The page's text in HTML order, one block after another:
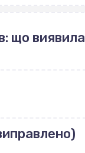
що виявила